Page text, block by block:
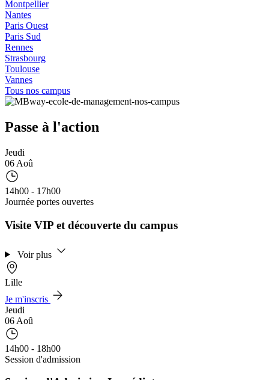
Montpellier
Nantes
Paris Ouest
Paris Sud
Rennes
Strasbourg
Toulouse
Vannes
Tous nos campus
Passe à l'action
Jeudi
06 Aoû
14h00 - 17h00
Journée portes ouvertes
Visite VIP et découverte du campus
Voir plus
Lille
Je m'inscris
Jeudi
06 Aoû
14h00 - 18h00
Session d'admission